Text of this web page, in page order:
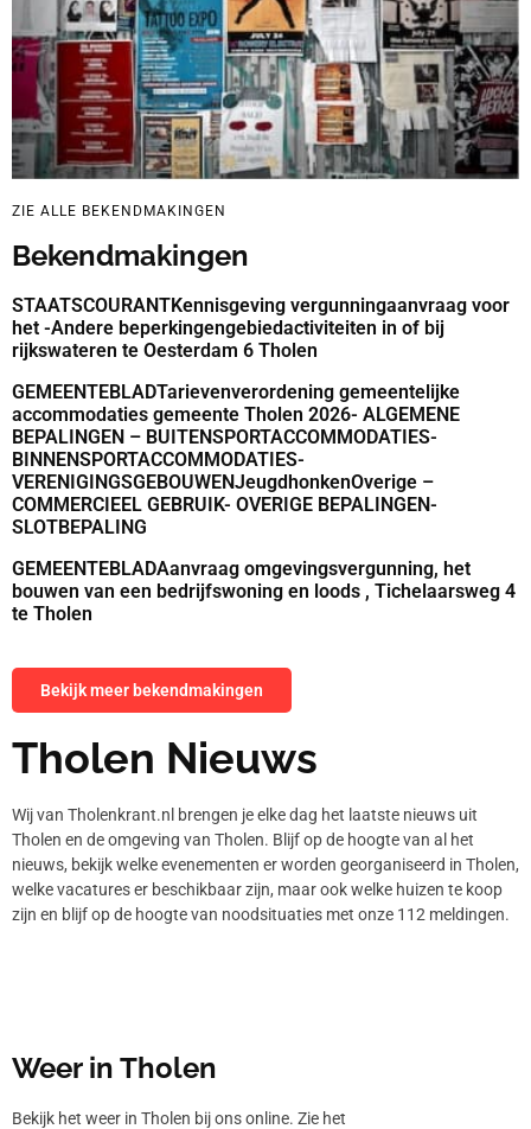
ZIE ALLE BEKENDMAKINGEN
Bekendmakingen
STAATSCOURANTKennisgeving vergunningaanvraag voor
het -Andere beperkingengebiedactiviteiten in of bij
rijkswateren te Oesterdam 6 Tholen
GEMEENTEBLADTarievenverordening gemeentelijke
accommodaties gemeente Tholen 2026- ALGEMENE
BEPALINGEN – BUITENSPORTACCOMMODATIES-
BINNENSPORTACCOMMODATIES-
VERENIGINGSGEBOUWENJeugdhonkenOverige –
COMMERCIEEL GEBRUIK- OVERIGE BEPALINGEN-
SLOTBEPALING
GEMEENTEBLADAanvraag omgevingsvergunning, het
bouwen van een bedrijfswoning en loods , Tichelaarsweg 4
te Tholen
Bekijk meer bekendmakingen
Tholen Nieuws
Wij van Tholenkrant.nl brengen je elke dag het laatste nieuws uit
Tholen en de omgeving van Tholen. Blijf op de hoogte van al het
nieuws, bekijk welke evenementen er worden georganiseerd in Tholen,
welke vacatures er beschikbaar zijn, maar ook welke huizen te koop
zijn en blijf op de hoogte van noodsituaties met onze 112 meldingen.
Weer in Tholen
Bekijk het weer in Tholen bij ons online. Zie het